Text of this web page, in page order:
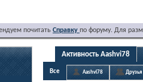
почитать Справку по форуму. Для
Активность Aashvi78
Все Aashvi78 Друзья